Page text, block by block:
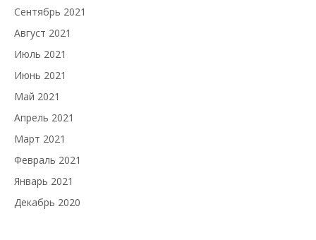
Сентябрь 2021
Август 2021
Июль 2021
Июнь 2021
Май 2021
Апрель 2021
Март 2021
Февраль 2021
Январь 2021
Декабрь 2020